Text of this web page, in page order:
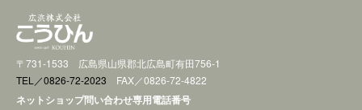
〒731-1533 広島県山県郡北広島町有田756-1
TEL／0826-72-2023 FAX／0826-72-4822
ネットショップ問い合わせ専用電話番号